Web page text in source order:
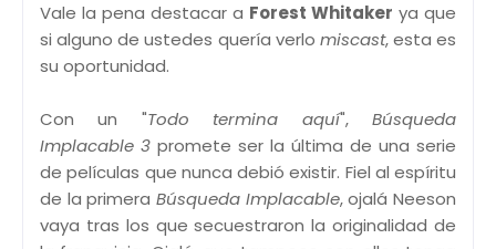
Vale la pena destacar a Forest Whitaker ya que
si alguno de ustedes quería verlo miscast, esta es
su oportunidad.
Con un "Todo termina aquí",Búsqueda
Implacable 3 promete ser la última de una serie
de películas que nunca debió existir. Fiel al espíritu
de la primera Búsqueda Implacable, ojalá Neeson
vaya tras los que secuestraron la originalidad de